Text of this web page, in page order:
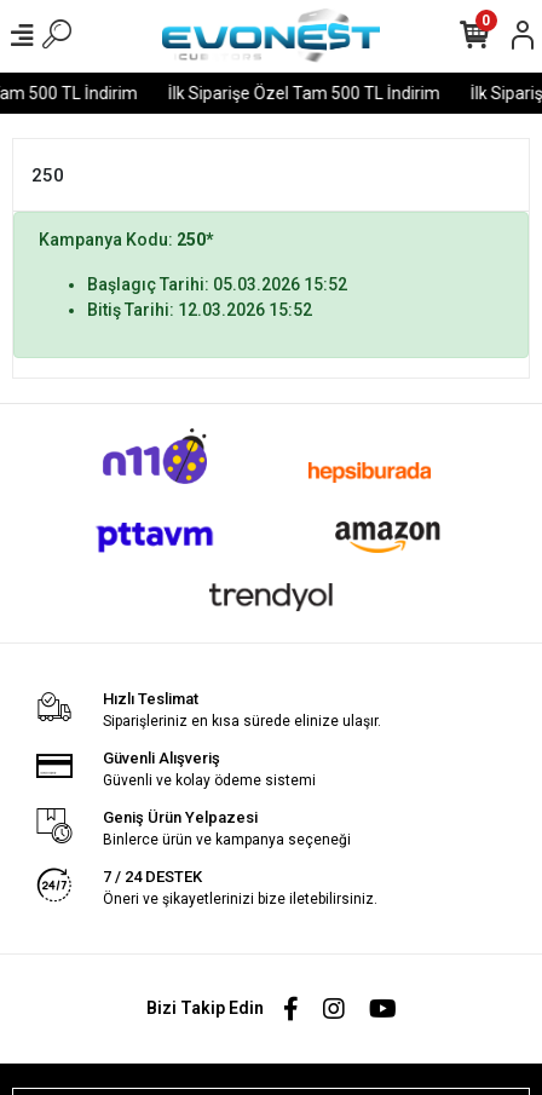
500 TL İndirim İlk Siparişe Özel Tam 500 TL İndirim İlk
0
250
Kampanya Kodu: 250*
Başlagıç Tarihi: 05.03.2026 15:52
Bitiş Tarihi: 12.03.2026 15:52
Hızlı Teslimat
Siparişleriniz en kısa sürede elinize ulaşır.
Güvenli Alışveriş
Güvenli ve kolay ödeme sistemi
Geniş Ürün Yelpazesi
Binlerce ürün ve kampanya seçeneği
7 / 24 DESTEK
Öneri ve şikayetlerinizi bize iletebilirsiniz.
Bizi Takip Edin